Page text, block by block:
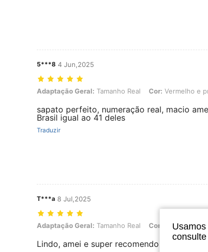
5***8 4 Jun,2025
Adaptação Geral: Tamanho Real, Cor: Vermelho e preto,
Adaptação Geral: Tamanho Real Cor: Vermelho e
sapato perfeito, numeração real, macio
Brasil igual ao 41 deles
Traduzir
T***a 8 Jul,2025
Adaptação Geral: Tamanho Real, Cor: Preto, Tamanho:
Adaptação Geral: Tamanho Real Cor: Preto
Lindo, amei e super recomendo